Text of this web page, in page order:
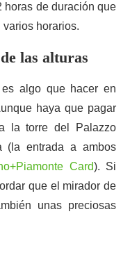
horas de duración que
horarios.
las alturas
algo que hacer en
haya que pagar
la torre del Palazzo
(la entrada a ambos
Card). Si
que el mirador de
unas preciosas